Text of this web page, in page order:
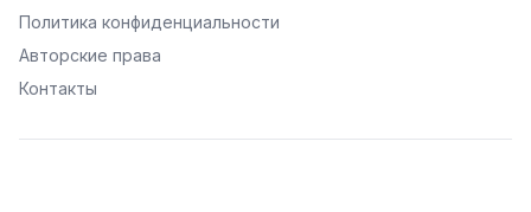
Политика конфиденциальности
Авторские права
Контакты